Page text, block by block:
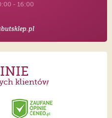
- 16:00
klientów